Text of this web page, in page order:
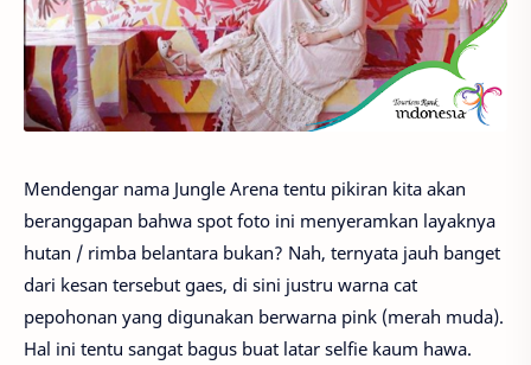
Mendengar nama Jungle Arena tentu pikiran kita akan
beranggapan bahwa spot foto ini menyeramkan layaknya
hutan / rimba belantara bukan? Nah, ternyata jauh banget
dari kesan tersebut gaes, di sini justru warna cat
pepohonan yang digunakan berwarna pink (merah muda).
Hal ini tentu sangat bagus buat latar selfie kaum hawa.